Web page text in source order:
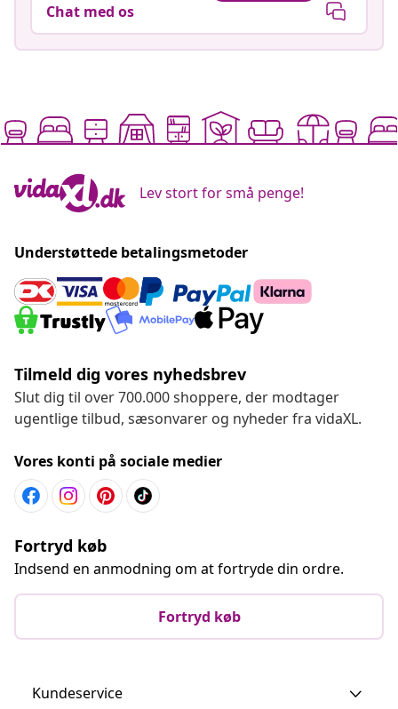
Chat med os
Lev stort for små penge!
Understøttede betalingsmetoder
Tilmeld dig vores nyhedsbrev
Slut dig til over 700.000 shoppere, der modtager
ugentlige tilbud, sæsonvarer og nyheder fra vidaXL.
Vores konti på sociale medier
Fortryd køb
Indsend en anmodning om at fortryde din ordre.
Fortryd køb
Kundeservice